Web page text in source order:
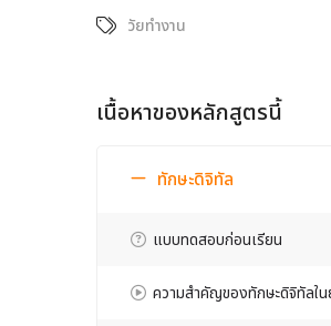
วัยทำงาน
เนื้อหาของหลักสูตรนี้
ทักษะดิจิทัล
แบบทดสอบก่อนเรียน
ความสำคัญของทักษะดิจิทัลใ